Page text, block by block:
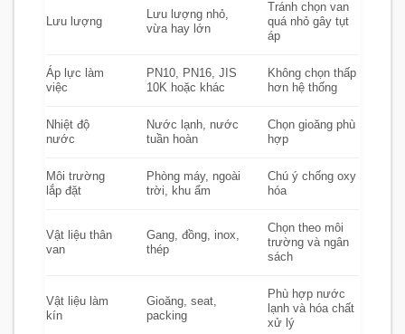
Lưu lượng
Lưu lượng nhỏ,
vừa hay lớn
Tránh chọn van
quá nhỏ gây tụt
áp
Áp lực làm
việc
PN10, PN16, JIS
10K hoặc khác
Không chọn thấp
hơn hệ thống
Nhiệt độ
nước
Nước lạnh, nước
tuần hoàn
Chọn gioăng phù
hợp
Môi trường
lắp đặt
Phòng máy, ngoài
trời, khu ẩm
Chú ý chống oxy
hóa
Vật liệu thân
van
Gang, đồng, inox,
thép
Chọn theo môi
trường và ngân
sách
Vật liệu làm
kín
Gioăng, seat,
packing
Phù hợp nước
lạnh và hóa chất
xử lý